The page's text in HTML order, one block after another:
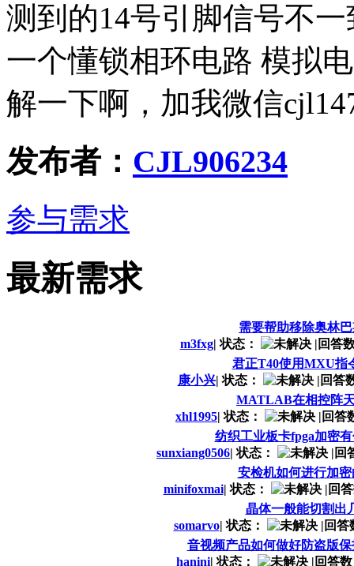
测到的14号引脚信号不
一个懂锁相环电路 模拟
解一下啊，加我微信
发布者： CJL906234
参与需求
最新需求
需要帮助移除奥林
m3fxg| 状态： | 回答
君正T40使用MXU指
康小兴| 状态： | 回答
MATLAB在相控阵
xhl1995| 状态： | 回答
纺织工业板卡fpga加密
sunxiang0506| 状态： | 回
安检机如何进行加密
minifoxmai| 状态： | 回
晶体一般能切割出
somarvo| 状态： | 回答
音视频产品如何做好防盗版
hanini| 状态： | 回答